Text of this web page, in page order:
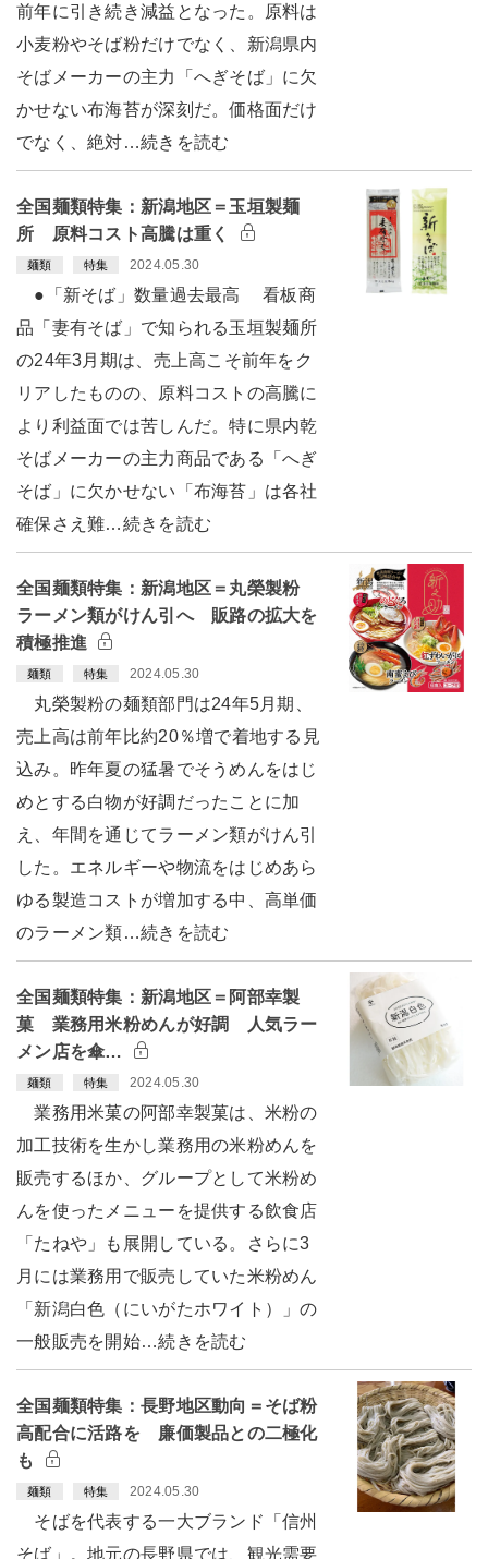
前年に引き続き減益となった。原料は
小麦粉やそば粉だけでなく、新潟県内
そばメーカーの主力「へぎそば」に欠
かせない布海苔が深刻だ。価格面だけ
でなく、絶対…続きを読む
全国麺類特集：新潟地区＝玉垣製麺
所 原料コスト高騰は重く
麺類 特集 2024.05.30
●「新そば」数量過去最高 看板商
品「妻有そば」で知られる玉垣製麺所
の24年3月期は、売上高こそ前年をク
リアしたものの、原料コストの高騰に
より利益面では苦しんだ。特に県内乾
そばメーカーの主力商品である「へぎ
そば」に欠かせない「布海苔」は各社
確保さえ難…続きを読む
全国麺類特集：新潟地区＝丸榮製粉
ラーメン類がけん引へ 販路の拡大を
積極推進
麺類 特集 2024.05.30
丸榮製粉の麺類部門は24年5月期、
売上高は前年比約20％増で着地する見
込み。昨年夏の猛暑でそうめんをはじ
めとする白物が好調だったことに加
え、年間を通じてラーメン類がけん引
した。エネルギーや物流をはじめあら
ゆる製造コストが増加する中、高単価
のラーメン類…続きを読む
全国麺類特集：新潟地区＝阿部幸製
菓 業務用米粉めんが好調 人気ラー
メン店を傘…
麺類 特集 2024.05.30
業務用米菓の阿部幸製菓は、米粉の
加工技術を生かし業務用の米粉めんを
販売するほか、グループとして米粉め
んを使ったメニューを提供する飲食店
「たねや」も展開している。さらに3
月には業務用で販売していた米粉めん
「新潟白色（にいがたホワイト）」の
一般販売を開始…続きを読む
全国麺類特集：長野地区動向＝そば粉
高配合に活路を 廉価製品との二極化
も
麺類 特集 2024.05.30
そばを代表する一大ブランド「信州
そば」。地元の長野県では、観光需要